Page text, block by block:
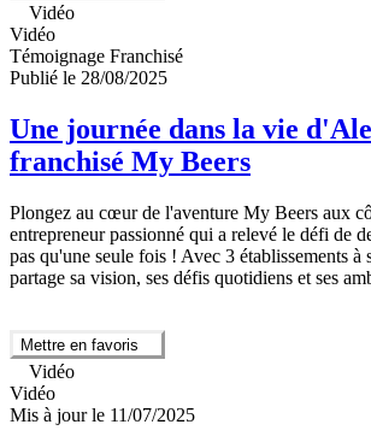
Vidéo
Vidéo
Témoignage Franchisé
Publié le 28/08/2025
Une journée dans la vie
franchisé My Beers
Plongez au cœur de l'aventure My Beers aux
entrepreneur passionné qui a relevé le défi de
pas qu'une seule fois ! Avec 3 établissements à
partage sa vision, ses défis quotidiens et ses
Mettre en favoris
Vidéo
Vidéo
Mis à jour le 11/07/2025